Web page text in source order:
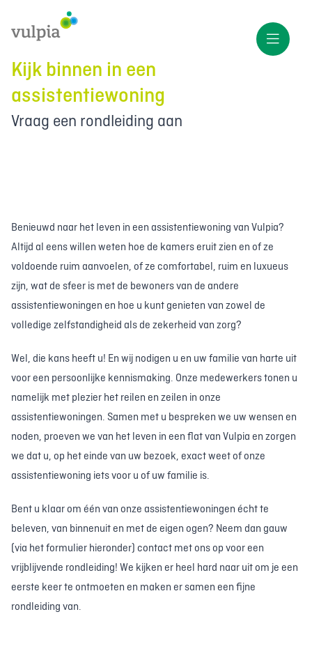
Kijk binnen in een
assistentiewoning
Vraag een rondleiding aan
Benieuwd naar het leven in een assistentiewoning van Vulpia?
Altijd al eens willen weten hoe de kamers eruit zien en of ze
voldoende ruim aanvoelen, of ze comfortabel, ruim en luxueus
zijn, wat de sfeer is met de bewoners van de andere
assistentiewoningen en hoe u kunt genieten van zowel de
volledige zelfstandigheid als de zekerheid van zorg?
Wel, die kans heeft u! En wij nodigen u en uw familie van harte uit
voor een persoonlijke kennismaking. Onze medewerkers tonen u
namelijk met plezier het reilen en zeilen in onze
assistentiewoningen. Samen met u bespreken we uw wensen en
noden, proeven we van het leven in een flat van Vulpia en zorgen
we dat u, op het einde van uw bezoek, exact weet of onze
assistentiewoning iets voor u of uw familie is.
Bent u klaar om één van onze assistentiewoningen écht te
beleven, van binnenuit en met de eigen ogen? Neem dan gauw
(via het formulier hieronder) contact met ons op voor een
vrijblijvende rondleiding! We kijken er heel hard naar uit om je een
eerste keer te ontmoeten en maken er samen een fijne
rondleiding van.